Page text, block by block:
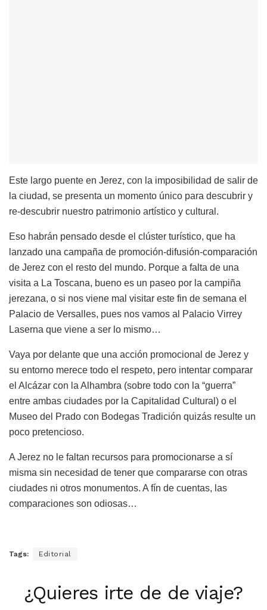
Este largo puente en Jerez, con la imposibilidad de salir de
la ciudad, se presenta un momento único para descubrir y
re-descubrir nuestro patrimonio artístico y cultural.
Eso habrán pensado desde el clúster turístico, que ha
lanzado una campaña de promoción-difusión-comparación
de Jerez con el resto del mundo. Porque a falta de una
visita a La Toscana, bueno es un paseo por la campiña
jerezana, o si nos viene mal visitar este fin de semana el
Palacio de Versalles, pues nos vamos al Palacio Virrey
Laserna que viene a ser lo mismo…
Vaya por delante que una acción promocional de Jerez y
su entorno merece todo el respeto, pero intentar comparar
el Alcázar con la Alhambra (sobre todo con la “guerra”
entre ambas ciudades por la Capitalidad Cultural) o el
Museo del Prado con Bodegas Tradición quizás resulte un
poco pretencioso.
A Jerez no le faltan recursos para promocionarse a sí
misma sin necesidad de tener que compararse con otras
ciudades ni otros monumentos. A fín de cuentas, las
comparaciones son odiosas…
Tags: Editorial
¿Quieres irte de de viaje?